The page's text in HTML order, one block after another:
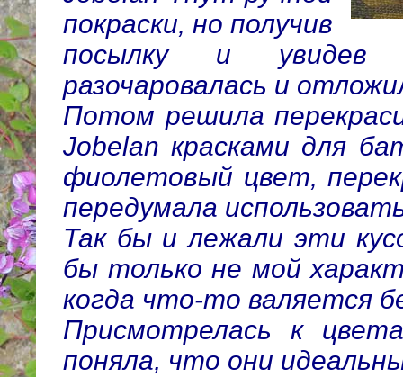
покраски, но получив
посылку и увидев
разочаровалась и
Потом решила
Jobelan красками для
фиолетовый цвет,
передумала
Так бы и лежали эти
бы только не мой
когда что-то валяется
Присмотрелась к
поняла, что они